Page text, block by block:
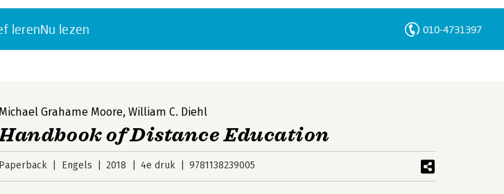
lerenNu lezen 010-4731397
Michael Grahame Moore,William C. Diehl
of Distance Education
Paperback Engels 2018 4e druk 9781138239005
Personen